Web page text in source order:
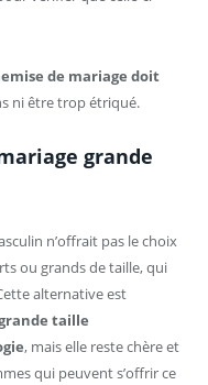
de mariage doit
ni être trop étriqué.
grande
n’offrait pas le choix
ou grands de taille, qui
alternative est
taille
, mais elle reste chère et
qui peuvent s’offrir ce